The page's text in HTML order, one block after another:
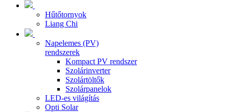
Hűtőtornyok
Liang Chi
Napelemes (PV)
rendszerek
Kompact PV rendszer
Szolárinverter
Szolártöltők
Szolárpanelok
LED-es világítás
Opti Solar